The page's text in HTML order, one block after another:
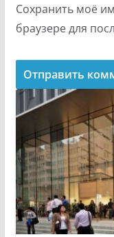
Сохранить моё
браузере для